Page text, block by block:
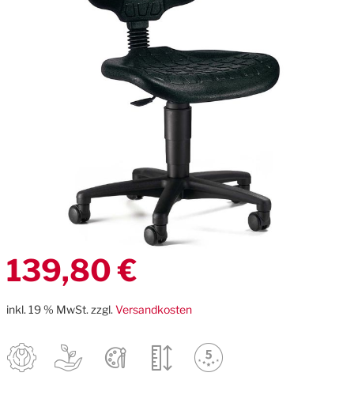
Zum
Anfang
Bildgalerie
139,80 €
inkl. 19 % MwSt. zzgl. Versandkosten